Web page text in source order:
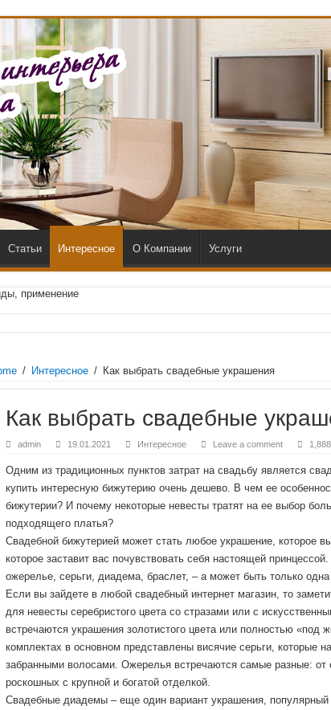
Статьи Интересное О Компании Услуги
применение
ремонтно-строительная компания с большим профессиональным
на столбы – рекомендации по выбор
/ Интересное / Как выбрать свадебные украшения
Как выбрать свадебные
admin 19.01.2021 Интересное Leave a comment
Одним из традиционных пунктов затрат на свадьбу является
купить интересную бижутерию очень дешево. В чем ее
бижутерии? И почему некоторые невесты тратят на ее выбор
подходящего платья?
Свадебной бижутерией может стать любое украшение, которое
которое заставит вас почувствовать себя настоящей
ожерелье, серьги, диадема, браслет, – а может быть только
Если вы зайдете в любой свадебный интернет магазин, то
для невесты серебристого цвета со стразами или с
встречаются украшения золотистого цвета или полностью «под
комплектах в основном представлены висячие серьги, которые
забранными волосами. Ожерелья встречаются самые разные: от
роскошных с крупной и богатой отделкой.
Свадебные диадемы – еще один вариант украшения, популярный